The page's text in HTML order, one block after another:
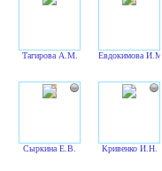
Тагирова А.М. Евдокимова И.М.
Сыркина Е.В. Кривенко И.Н.